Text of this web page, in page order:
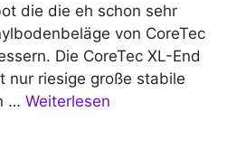
die die eh schon sehr
von CoreTec
Die CoreTec XL-End
nur riesige große stabile
… Weiterlesen